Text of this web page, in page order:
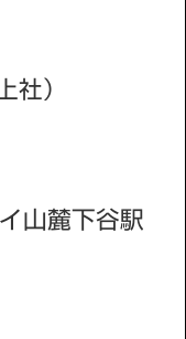
）
山麓下谷駅